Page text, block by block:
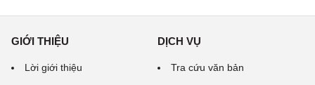
GIỚI THIỆU
Lời giới thiệu
DỊCH VỤ
Tra cứu văn bản